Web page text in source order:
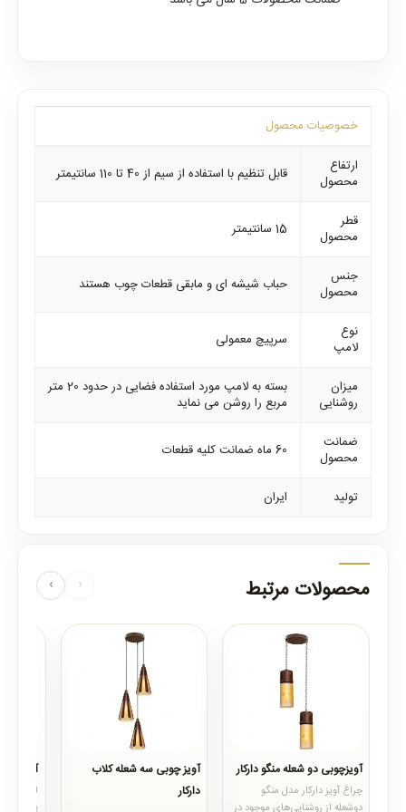
خصوصیات محصول
ارتفاع
محصول
قابل تنظیم با استفاده از سیم از 40 تا 110 سانتیمتر
قطر
محصول
15 سانتیمتر
جنس
محصول
حباب شیشه ای و مابقی قطعات چوب هستند
نوع
لامپ
سرپیچ معمولی
میزان
روشنایی
بسته به لامپ مورد استفاده فضایی در حدود 20 متر
مربع را روشن می نماید
ضمانت
محصول
60 ماه ضمانت کلیه قطعات
تولید ایران
محصولات مرتبط ‹
›
آویزچوبی دو شعله منگو دارکار
چراغ آویز دارکار مدل منگو
دوشعله از روشنایی‌های موجود در
آویز چوبی سه شعله کلاب
دارکار
..
آویز
لوستر و